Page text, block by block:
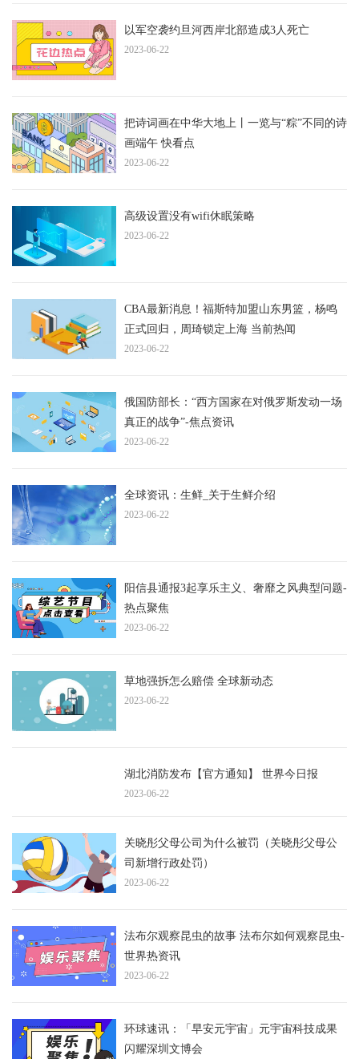
以军空袭约旦河西岸北部造成3人死亡
2023-06-22
把诗词画在中华大地上丨一览与“粽”不同的诗
画端午 快看点
2023-06-22
高级设置没有wifi休眠策略
2023-06-22
CBA最新消息！福斯特加盟山东男篮，杨鸣
正式回归，周琦锁定上海 当前热闻
2023-06-22
俄国防部长：“西方国家在对俄罗斯发动一场
真正的战争”-焦点资讯
2023-06-22
全球资讯：生鲜_关于生鲜介绍
2023-06-22
阳信县通报3起享乐主义、奢靡之风典型问题-
热点聚焦
2023-06-22
草地强拆怎么赔偿 全球新动态
2023-06-22
湖北消防发布【官方通知】 世界今日报
2023-06-22
关晓彤父母公司为什么被罚（关晓彤父母公
司新增行政处罚）
2023-06-22
法布尔观察昆虫的故事 法布尔如何观察昆虫-
世界热资讯
2023-06-22
环球速讯：「早安元宇宙」元宇宙科技成果
闪耀深圳文博会